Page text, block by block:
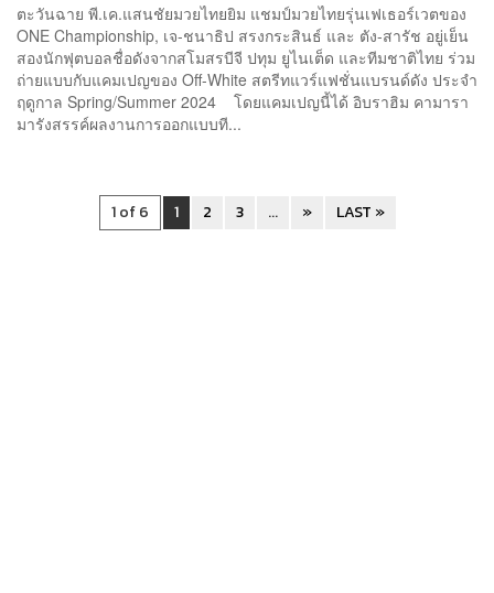
ตะวันฉาย พี.เค.แสนชัยมวยไทยยิม แชมป์มวยไทยรุ่นเฟเธอร์เวตของ
ONE Championship, เจ-ชนาธิป สรงกระสินธ์ และ ตัง-สารัช อยู่เย็น
สองนักฟุตบอลชื่อดังจากสโมสรบีจี ปทุม ยูไนเต็ด และทีมชาติไทย ร่วม
ถ่ายแบบกับแคมเปญของ Off-White สตรีทแวร์แฟชั่นแบรนด์ดัง ประจำ
ฤดูกาล Spring/Summer 2024 โดยแคมเปญนี้ได้ อิบราฮิม คามารา
มารังสรรค์ผลงานการออกแบบที...
1 of 6 1 2 3 ... » LAST »